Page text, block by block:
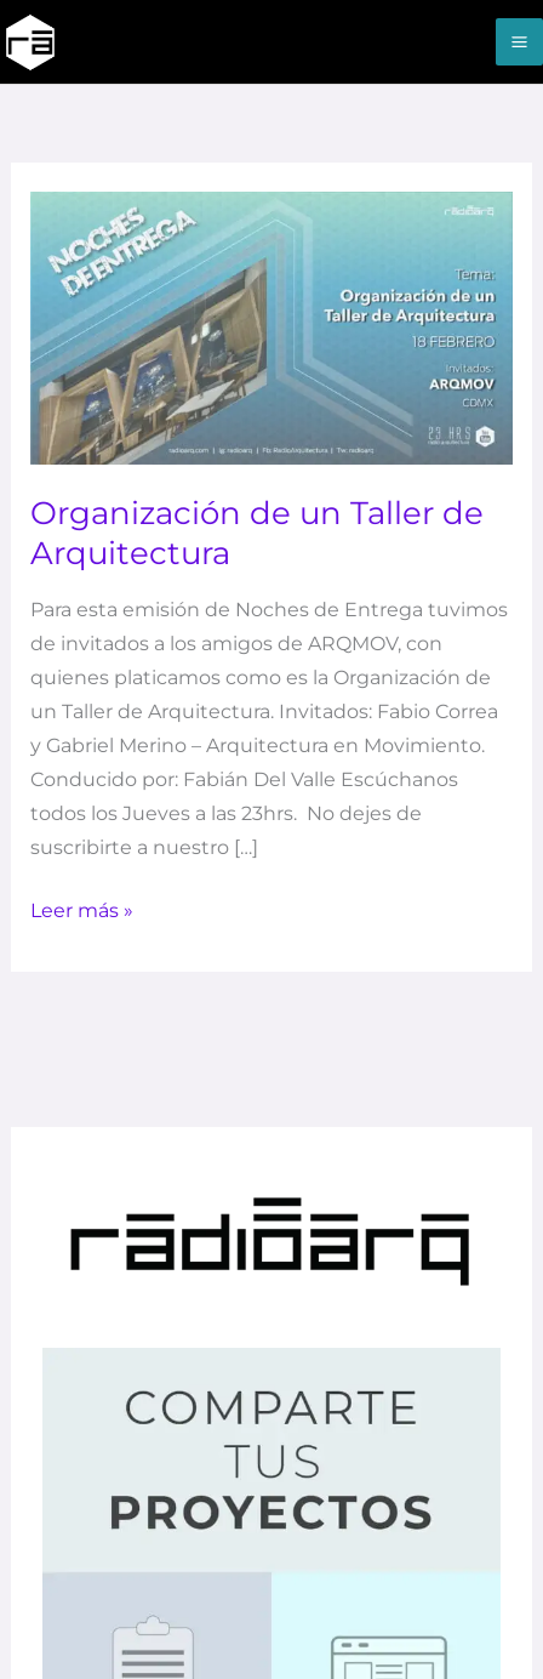
al
contenido
Organización de un Taller de
Arquitectura
Para esta emisión de Noches de Entrega tuvimos
de invitados a los amigos de ARQMOV, con
quienes platicamos como es la Organización de
un Taller de Arquitectura. Invitados: Fabio Correa
y Gabriel Merino – Arquitectura en Movimiento.
Conducido por: Fabián Del Valle Escúchanos
todos los Jueves a las 23hrs. No dejes de
suscribirte a nuestro […]
Organización
un
Taller
de
Arquitectura
Leer más »